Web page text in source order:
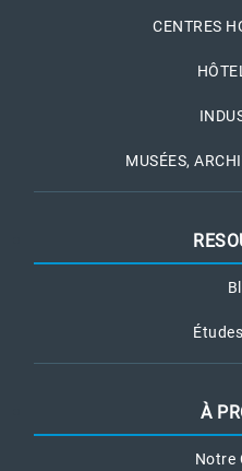
CENTRES
MUSÉES,
À
Notre